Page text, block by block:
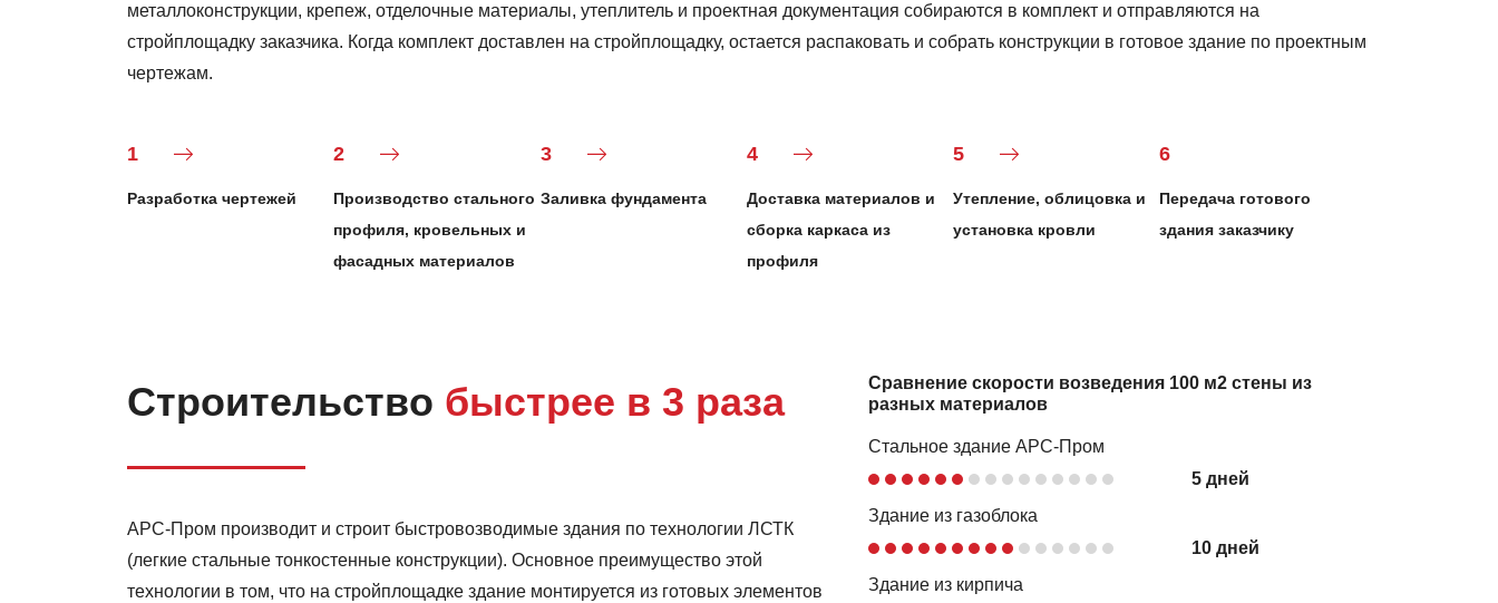
металлоконструкции, крепеж, отделочные материалы, утеплитель и проектная документация собираются в комплект и отправляются на
стройплощадку заказчика. Когда комплект доставлен на стройплощадку, остается распаковать и собрать конструкции в готовое здание по проектным
чертежам.
1
Разработка чертежей
2
Производство стального
профиля, кровельных и
фасадных материалов
3
Заливка фундамента
4
Доставка материалов и
сборка каркаса из
профиля
5
Утепление, облицовка и
установка кровли
6
Передача готового
здания заказчику
Строительство быстрее в 3 раза
АРС-Пром производит и строит быстровозводимые здания по технологии ЛСТК
(легкие стальные тонкостенные конструкции). Основное преимущество этой
технологии в том, что на стройплощадке здание монтируется из готовых элементов
Сравнение скорости возведения 100 м2 стены из
разных материалов
Стальное здание АРС-Пром
5 дней
Здание из газоблока
10 дней
Здание из кирпича